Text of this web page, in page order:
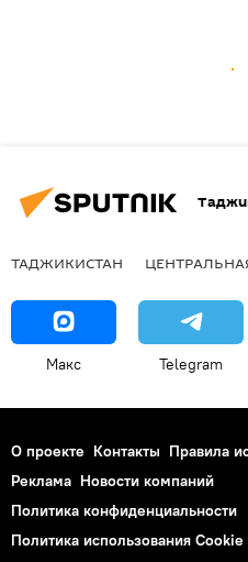
ТАДЖИКИСТАН
Макс Telegram
О проекте Контакты Правила
Реклама Новости компаний
Политика конфиденциальности
Политика использования Cookie